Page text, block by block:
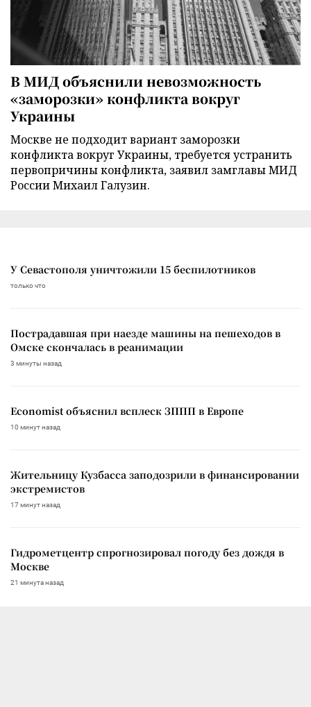
В МИД объяснили невозможность
«заморозки» конфликта вокруг
Украины
Москве не подходит вариант заморозки
конфликта вокруг Украины, требуется устранить
первопричины конфликта, заявил замглавы МИД
России Михаил Галузин.
У Севастополя уничтожили 15 беспилотников
только что
Пострадавшая при наезде машины на пешеходов в
Омске скончалась в реанимации
3 минуты назад
Economist объяснил всплеск ЗППП в Европе
10 минут назад
Жительницу Кузбасса заподозрили в финансировании
экстремистов
17 минут назад
Гидрометцентр спрогнозировал погоду без дождя в
Москве
21 минута назад